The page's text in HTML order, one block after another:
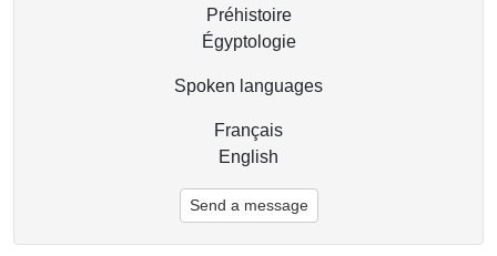
Préhistoire
Égyptologie
Spoken languages
Français
English
Send a message